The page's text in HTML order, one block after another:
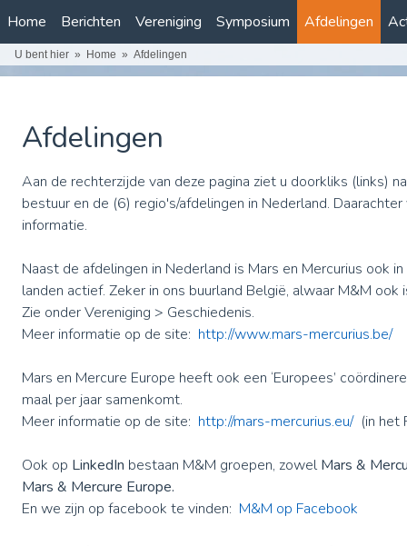
Home Berichten Vereniging Symposium Afdelingen
U bent hier Home Afdelingen
Afdelingen
Aan de rechterzijde van deze pagina ziet u doorkliks (links)
bestuur en de (6) regio's/afdelingen in Nederland.
informatie.
Naast de afdelingen in Nederland is Mars en Mercurius ook
landen actief. Zeker in ons buurland België, alwaar M&M ook
Zie onder Vereniging > Geschiedenis.
Meer informatie op de site: http://www.mars-mercurius.be/
Mars en Mercure Europe heeft ook een ‘Europees’
maal per jaar samenkomt.
Meer informatie op de site: http://mars-mercurius.eu/(in het
Ook op LinkedIn bestaan M&M groepen, zowelMars &
Mars & Mercure Europe.
En we zijn op facebook te vinden: M&M op Facebook